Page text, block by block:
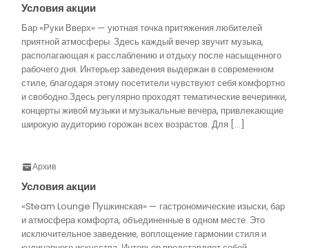
Условия акции
Бар «Руки Вверх» — уютная точка притяжения любителей
приятной атмосферы. Здесь каждый вечер звучит музыка,
располагающая к расслаблению и отдыху после насыщенного
рабочего дня. Интерьер заведения выдержан в современном
стиле, благодаря этому посетители чувствуют себя комфортно
и свободно.Здесь регулярно проходят тематические вечеринки,
концерты живой музыки и музыкальные вечера, привлекающие
широкую аудиторию горожан всех возрастов. Для […]
Архив
Условия акции
«Steam Lounge Пушкинская» — гастрономические изыски, бар
и атмосфера комфорта, объединенные в одном месте. Это
исключительное заведение, воплощение гармонии стиля и